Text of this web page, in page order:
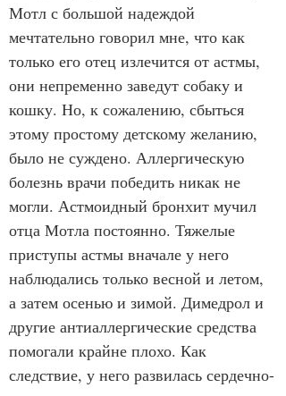
Мотл с большой надеждой
мечтательно говорил мне, что как
только его отец излечится от астмы,
они непременно заведут собаку и
кошку. Но, к сожалению, сбыться
этому простому детскому желанию,
было не суждено. Аллергическую
болезнь врачи победить никак не
могли. Астмоидный бронхит мучил
отца Мотла постоянно. Тяжелые
приступы астмы вначале у него
наблюдались только весной и летом,
а затем осенью и зимой. Димедрол и
другие антиаллергические средства
помогали крайне плохо. Как
следствие, у него развилась сердечно-